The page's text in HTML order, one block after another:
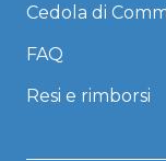
Cedola di
FAQ
Resi e rimborsi